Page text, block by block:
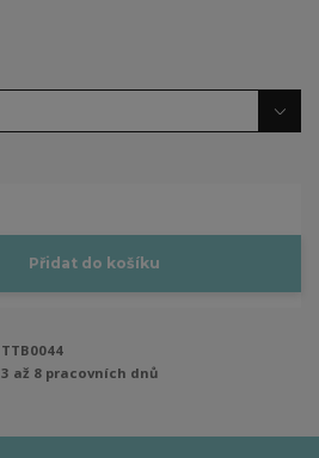
Přidat do košíku
TTB0044
3 až 8 pracovních dnů